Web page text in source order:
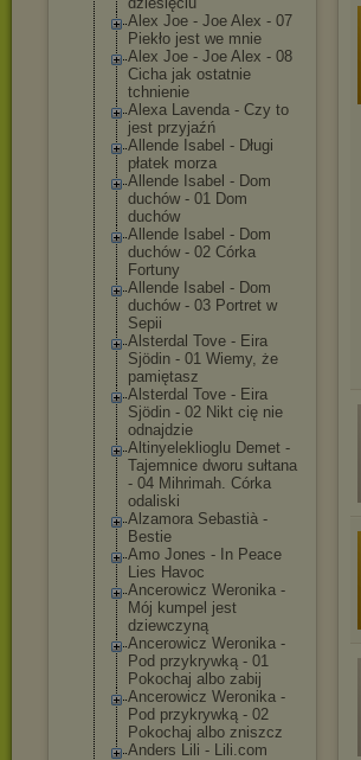
Alex Joe - Joe Alex - 07
Piekło jest we mnie
Alex Joe - Joe Alex - 08
Cicha jak ostatnie
tchnienie
Alexa Lavenda - Czy to
jest przyjaźń
Allende Isabel - Długi
płatek morza
Allende Isabel - Dom
duchów - 01 Dom
duchów
Allende Isabel - Dom
duchów - 02 Córka
Fortuny
Allende Isabel - Dom
duchów - 03 Portret w
Sepii
Alsterdal Tove - Eira
Sjödin - 01 Wiemy, że
pamiętasz
Alsterdal Tove - Eira
Sjödin - 02 Nikt cię nie
odnajdzie
Altinyelekliog lu Demet -
Tajemnice dworu sułtana
- 04 Mihrimah. Córka
odaliski
Alzamora Sebastià -
Bestie
Amo Jones - In Peace
Lies Havoc
Ancerowicz Weronika -
Mój kumpel jest
dziewczyną
Ancerowicz Weronika -
Pod przykrywką - 01
Pokochaj albo zabij
Ancerowicz Weronika -
Pod przykrywką - 02
Pokochaj albo zniszcz
Anders Lili - Lili.com